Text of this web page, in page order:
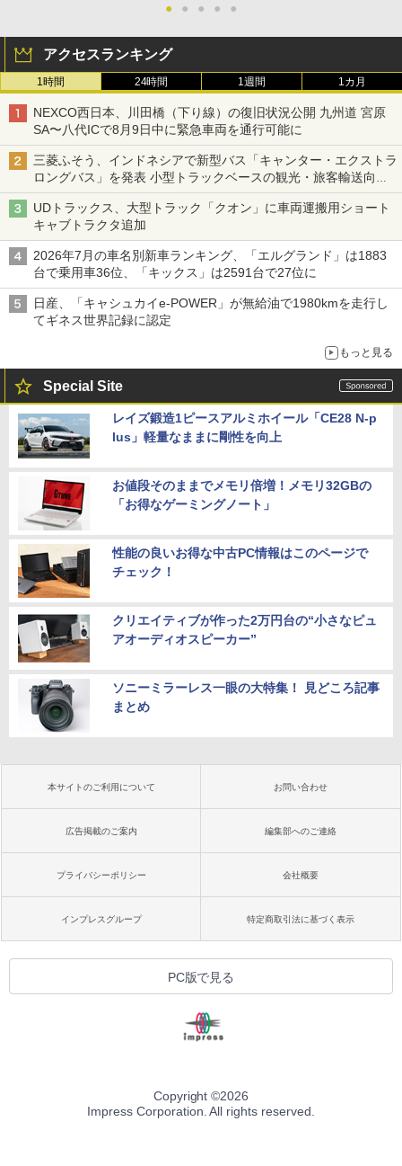
● ● ● ● ●
アクセスランキング
1時間 24時間 1週間 1カ月
NEXCO西日本、川田橋（下り線）の復旧状況公開 九州道 宮原
SA〜八代ICで8月9日中に緊急車両を通行可能に
三菱ふそう、インドネシアで新型バス「キャンター・エクストラ
ロングバス」を発表 小型トラックベースの観光・旅客輸送向け
バス
UDトラックス、大型トラック「クオン」に車両運搬用ショート
キャブトラクタ追加
2026年7月の車名別新車ランキング、「エルグランド」は1883
台で乗用車36位、「キックス」は2591台で27位に
日産、「キャシュカイe-POWER」が無給油で1980kmを走行し
てギネス世界記録に認定
もっと見る
Special Site
レイズ鍛造1ピースアルミホイール「CE28 N-p
lus」軽量なままに剛性を向上
お値段そのままでメモリ倍増！メモリ32GBの
「お得なゲーミングノート」
性能の良いお得な中古PC情報はこのページで
チェック！
クリエイティブが作った2万円台の“小さなピュ
アオーディオスピーカー”
ソニーミラーレス一眼の大特集！ 見どころ記事
まとめ
本サイトのご利用について お問い合わせ
広告掲載のご案内 編集部へのご連絡
プライバシーポリシー 会社概要
インプレスグループ 特定商取引法に基づく表示
PC版で見る
Copyright ©2026
Impress Corporation. All rights reserved.